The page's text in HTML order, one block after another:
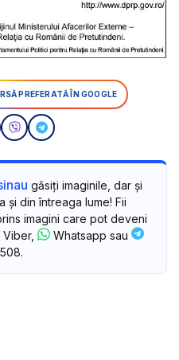
PREFERATĂ ÎN GOOGLE
găsiți imaginile, dar și
și din întreaga lume! Fii
imagini care pot deveni
Viber,
Whatsapp sau